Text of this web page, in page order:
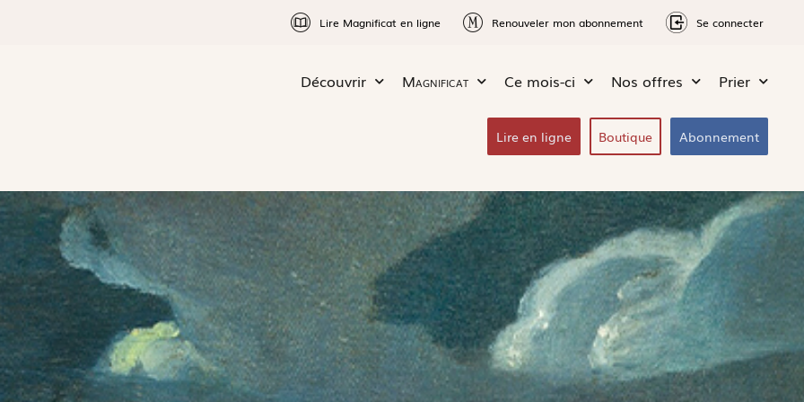
Lire Magnificat en ligne Renouveler mon abonnement Se connecter
Découvrir Magnificat Ce mois-ci Nos offres Prier
Lire en ligne Boutique Abonnement